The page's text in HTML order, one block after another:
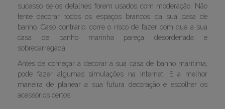
sucesso se os detalhes forem usados com moderação. Não
tente decorar todos os espaços brancos da sua casa de
banho. Caso contrário, corre o risco de fazer com que a sua
casa de banho marinha pareça desordenada e
sobrecarregada.
Antes de começar a decorar a sua casa de banho marítima,
pode fazer algumas simulações na Internet. É a melhor
maneira de planear a sua futura decoração e escolher os
acessórios certos.